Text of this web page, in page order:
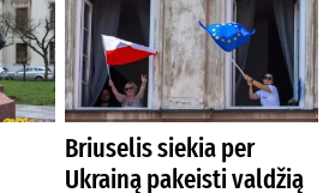
Briuselis siekia per
Ukrainą pakeisti valdžią